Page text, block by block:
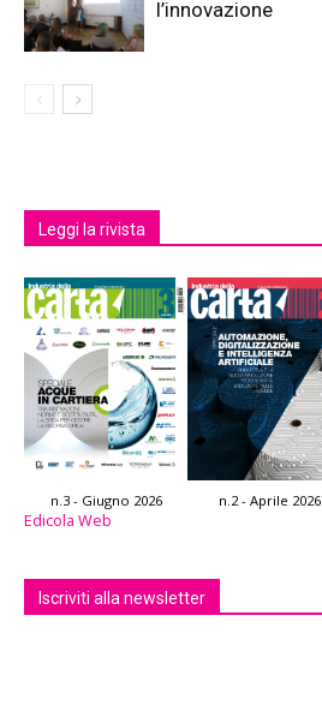
l’innovazione
Leggi la rivista
n.3 - Giugno 2026 n.2 - Aprile 2026
Edicola Web
Iscriviti alla newsletter